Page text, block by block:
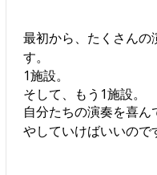
最初から、たくさん
す。
1施設。
そして、もう1施設。
自分たちの演奏を喜
やしていけばいいので